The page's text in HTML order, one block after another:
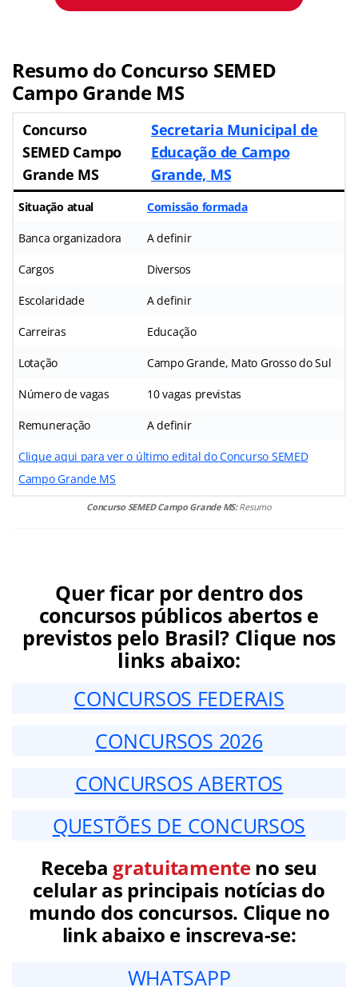
Resumo do Concurso SEMED
Campo Grande MS
Concurso
SEMED Campo
Grande MS
Secretaria Municipal de
Educação de Campo
Grande, MS
Situação atual Comissão formada
Banca organizadora A definir
Cargos Diversos
Escolaridade A definir
Carreiras Educação
Lotação Campo Grande, Mato Grosso do Sul
Número de vagas 10 vagas previstas
Remuneração A definir
Clique aqui para ver o último edital do Concurso SEMED
Campo Grande MS
Concurso SEMED Campo Grande MS:Resumo
Quer ficar por dentro dos
concursos públicos abertos e
previstos pelo Brasil? Clique nos
links abaixo:
CONCURSOS FEDERAIS
CONCURSOS 2026
CONCURSOS ABERTOS
QUESTÕES DE CONCURSOS
Receba gratuitamenteno seu
celular as principais notícias do
mundo dos concursos. Clique no
link abaixo e inscreva-se:
WHATSAPP